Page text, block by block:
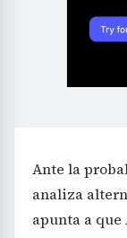
Ante la
analiza
apunta a